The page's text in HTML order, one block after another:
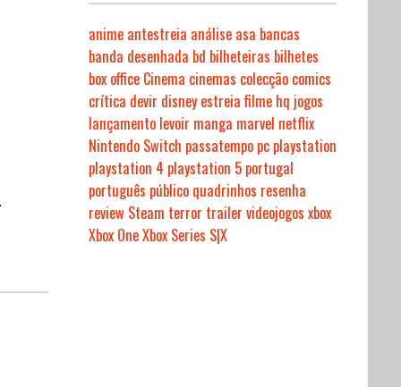
anime antestreia análise asa bancas
banda desenhada bd bilheteiras bilhetes
box office Cinema cinemas colecção comics
crítica devir disney estreiafilme hq jogos
lançamento levoir manga marvel netflix
Nintendo Switch passatempo pc playstation
playstation 4 playstation 5 portugal
português público quadrinhos resenha
review Steam terror trailer videojogos xbox
Xbox OneXbox Series S|X